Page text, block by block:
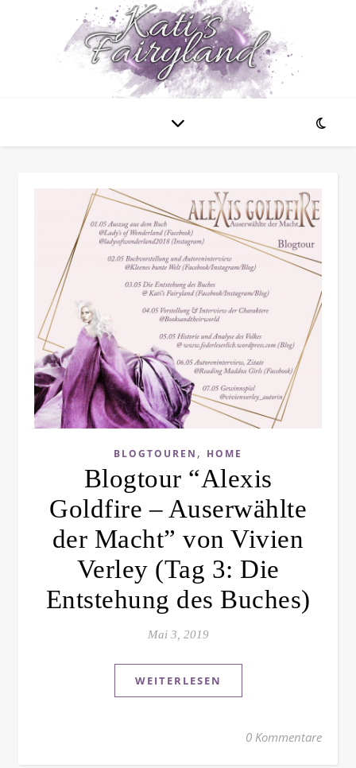
BLOGTOUREN , HOME
Blogtour “Alexis
Goldfire – Auserwählte
der Macht” von Vivien
Verley (Tag 3: Die
Entstehung des Buches)
Mai 3, 2019
WEITERLESEN
0 Kommentare